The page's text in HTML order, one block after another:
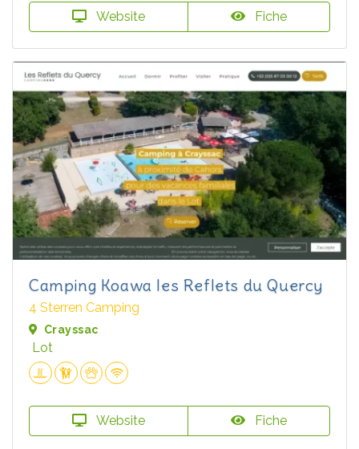
Website Fiche
Camping Koawa les Reflets du Quercy
4 Sterren Camping
Crayssac
Lot
Website Fiche